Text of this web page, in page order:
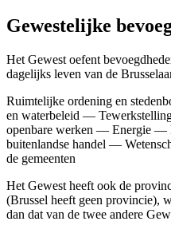
Gewestelijke
Het Gewest oefent
dagelijks leven van de
Ruimtelijke ordening en
en waterbeleid —
openbare werken — Energie —
buitenlandse handel —
de gemeenten
Het Gewest heeft ook de
(Brussel heeft geen provincie),
dan dat van de twee andere